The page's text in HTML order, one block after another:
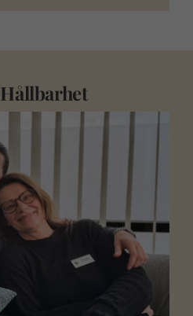
Hållbarhet